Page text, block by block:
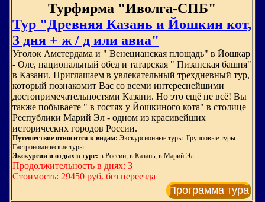
Турфирма "Иволга-СПБ"
Тур "Древняя Казань и Йошкин кот,
3 дня + ж / д или авиа"
Уголок Амстердама и " Венецианская площадь" в Йошкар
- Оле, национальный обед и татарская " Пизанская башня"
в Казани. Приглашаем в увлекательный трехдневный тур,
который познакомит Вас со всеми интереснейшими
достопримечательностями Казани. Но это ещё не всё! Вы
также побываете " в гостях у Йошкиного кота" в столице
Республики Марий Эл - одном из красивейших
исторических городов России.
Путешествие относится к видам: Экскурсионные туры. Групповые туры.
Гастрономические туры.
Экскурсии и отдых в туре: в России, в Казань, в Марий Эл
Продолжительность в днях: 3
Стоимость: 29450 руб. без переезда
Программа тура